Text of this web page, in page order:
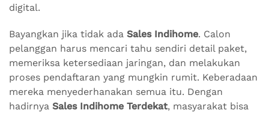
digital.
Bayangkan jika tidak ada Sales Indihome. Calon
pelanggan harus mencari tahu sendiri detail paket,
memeriksa ketersediaan jaringan, dan melakukan
proses pendaftaran yang mungkin rumit. Keberadaan
mereka menyederhanakan semua itu. Dengan
hadirnya Sales Indihome Terdekat, masyarakat bisa